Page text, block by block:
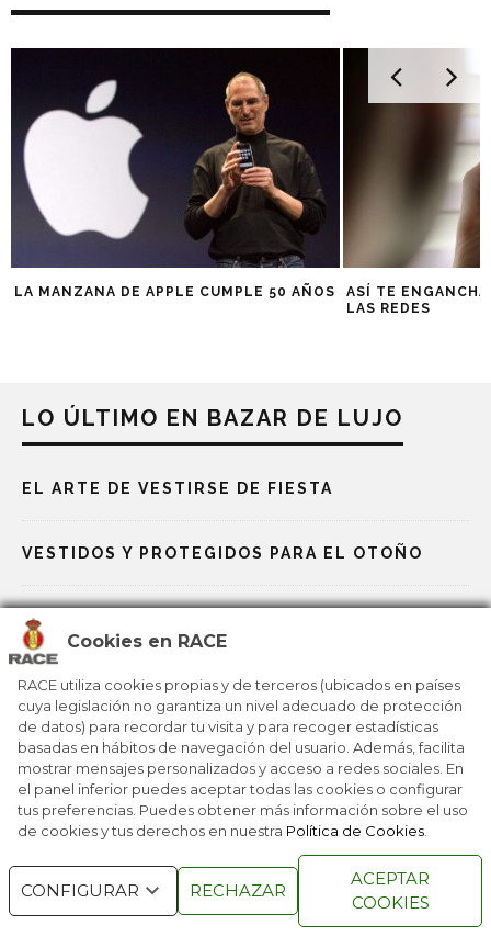
Cookies en RACE
RACE utiliza cookies propias y de terceros (ubicados en países
cuya legislación no garantiza un nivel adecuado de protección
de datos) para recordar tu visita y para recoger estadísticas
basadas en hábitos de navegación del usuario. Además, facilita
mostrar mensajes personalizados y acceso a redes sociales. En
el panel inferior puedes aceptar todas las cookies o configurar
tus preferencias. Puedes obtener más información sobre el uso
de cookies y tus derechos en nuestra Política de Cookies
CONFIGURAR RECHAZAR
ACEPTAR
COOKIES
LA MANZANA DE APPLE CUMPLE 50 AÑOS
ASÍ TE
LAS REDES
LO ÚLTIMO EN BAZAR DE LUJO
EL ARTE DE VESTIRSE DE FIESTA
VESTIDOS Y PROTEGIDOS PARA EL OTOÑO
UNA MIRADA AL VERANO CON ESTILO
¿QUIÉN DIJO QUE UN PICNIC NO ES UN LUJO?
UN ESCRITORIO PARA DAR ENVIDIA
TODOS LOS DERECHOS
RESERVADOS